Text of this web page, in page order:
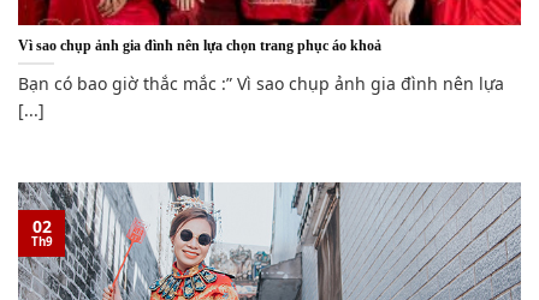
Vì sao chụp ảnh gia đình nên lựa chọn trang phục áo khoả
Bạn có bao giờ thắc mắc :” Vì sao chụp ảnh gia đình nên lựa
[...]
02
Th9